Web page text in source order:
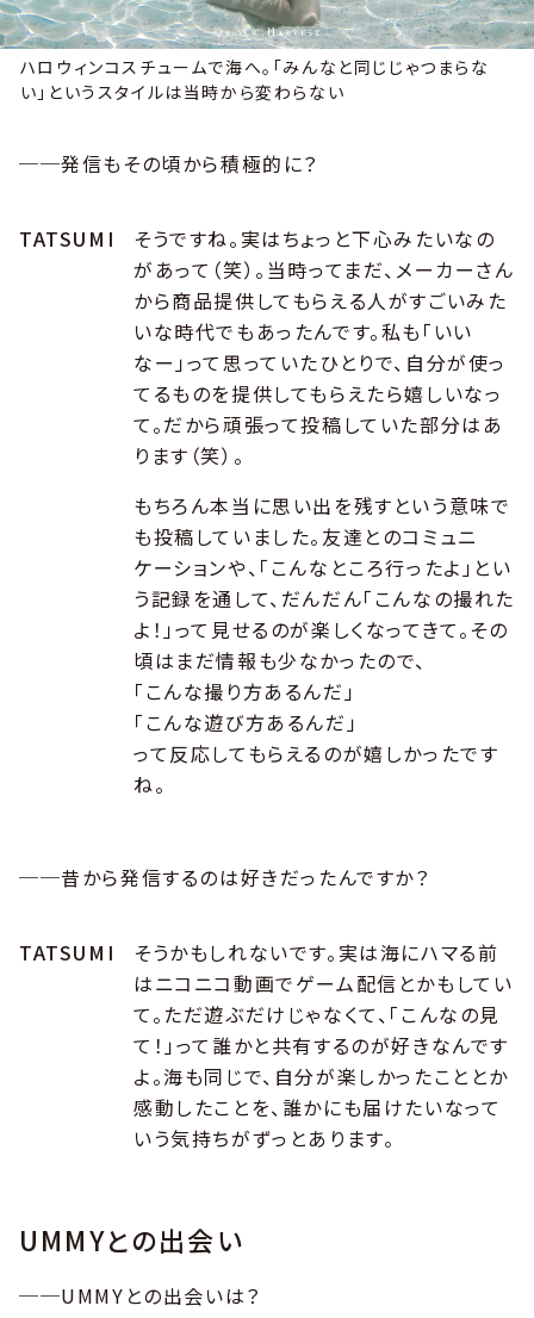
ハロウィンコスチュームで海へ。「みんなと同じじゃつまらな
い」というスタイルは当時から変わらない
──発信もその頃から積極的に？
TATSUMI
そうですね。実はちょっと下心みたいなの
があって（笑）。当時ってまだ、メーカーさん
から商品提供してもらえる人がすごいみた
いな時代でもあったんです。私も「いい
なー」って思っていたひとりで、自分が使っ
てるものを提供してもらえたら嬉しいなっ
て。だから頑張って投稿していた部分はあ
ります（笑）。
もちろん本当に思い出を残すという意味で
も投稿していました。友達とのコミュニ
ケーションや、「こんなところ行ったよ」とい
う記録を通して、だんだん「こんなの撮れた
よ！」って見せるのが楽しくなってきて。その
頃はまだ情報も少なかったので、
「こんな撮り方あるんだ」
「こんな遊び方あるんだ」
って反応してもらえるのが嬉しかったです
ね。
──昔から発信するのは好きだったんですか？
TATSUMI
そうかもしれないです。実は海にハマる前
はニコニコ動画でゲーム配信とかもしてい
て。ただ遊ぶだけじゃなくて、「こんなの見
て！」って誰かと共有するのが好きなんです
よ。海も同じで、自分が楽しかったこととか
感動したことを、誰かにも届けたいなって
いう気持ちがずっとあります。
UMMYとの出会い
──UMMYとの出会いは？